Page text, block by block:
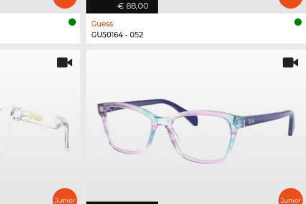
€ 88,00
Guess
GU50164 - 052